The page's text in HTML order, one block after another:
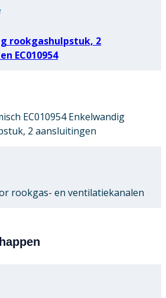
rookgashulpstuk, 2
EC010954
EC010954 Enkelwandig
2 aansluitingen
rookgas- en ventilatiekanalen